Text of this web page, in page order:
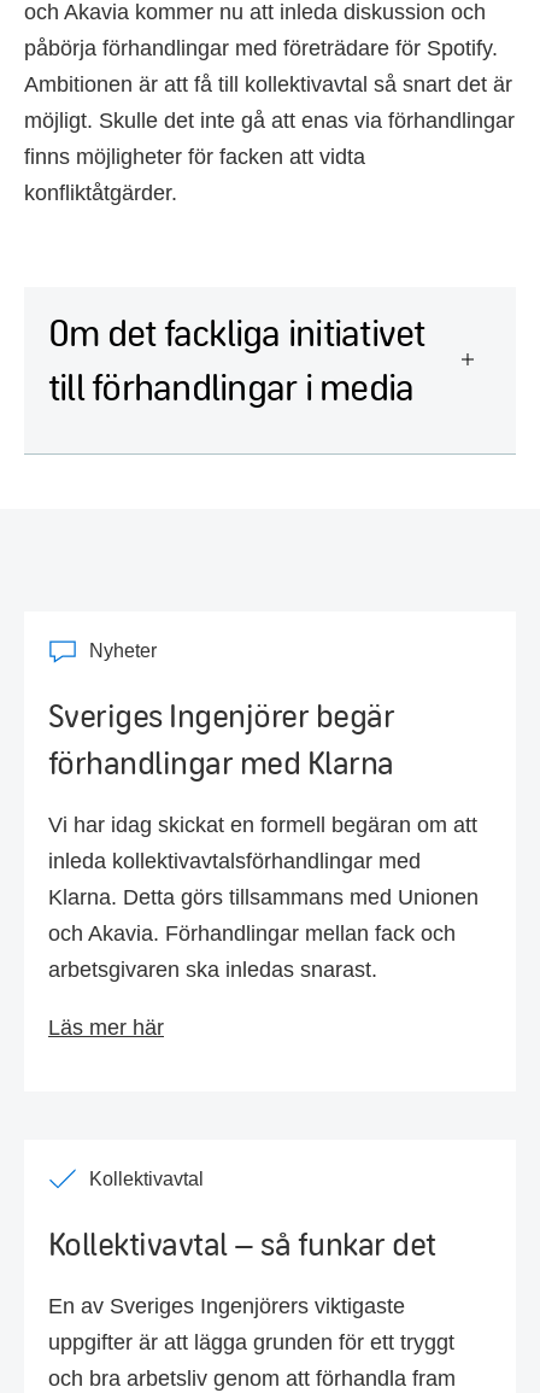
och Akavia kommer nu att inleda diskussion och
påbörja förhandlingar med företrädare för Spotify.
Ambitionen är att få till kollektivavtal så snart det är
möjligt. Skulle det inte gå att enas via förhandlingar
finns möjligheter för facken att vidta
konfliktåtgärder.
Om det fackliga initiativet
till förhandlingar i media
Nyheter
Sveriges Ingenjörer begär
förhandlingar med Klarna
Vi har idag skickat en formell begäran om att
inleda kollektivavtalsförhandlingar med
Klarna. Detta görs tillsammans med Unionen
och Akavia. Förhandlingar mellan fack och
arbetsgivaren ska inledas snarast.
Läs mer här
Kollektivavtal
Kollektivavtal – så funkar det
En av Sveriges Ingenjörers viktigaste
uppgifter är att lägga grunden för ett tryggt
och bra arbetsliv genom att förhandla fram